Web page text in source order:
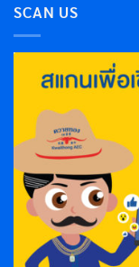
SCAN US